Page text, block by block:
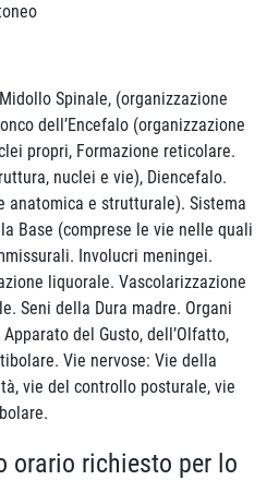
Spinale, (organizzazione
dell’Encefalo (organizzazione
propri, Formazione reticolare.
nuclei e vie), Diencefalo.
anatomica e strutturale). Sistema
Base (comprese le vie nelle quali
Involucri meningei.
liquorale. Vascolarizzazione
Seni della Dura madre. Organi
del Gusto, dell’Olfatto,
Vie nervose: Vie della
vie del controllo posturale, vie
orario richiesto per lo